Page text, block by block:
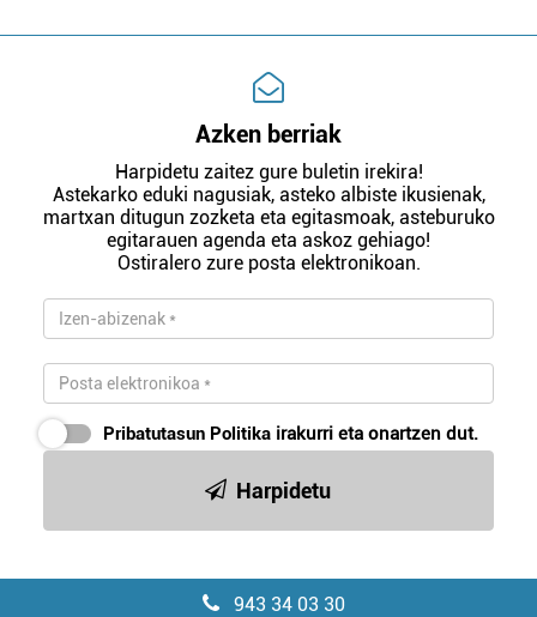
Azken berriak
Harpidetu zaitez gure buletin irekira!
Astekarko eduki nagusiak, asteko albiste ikusienak,
martxan ditugun zozketa eta egitasmoak, asteburuko
egitarauen agenda eta askoz gehiago!
Ostiralero zure posta elektronikoan.
Pribatutasun Politika irakurri eta onartzen dut.
Harpidetu
943 34 03 30